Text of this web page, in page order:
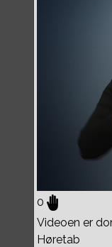
0
Videoen er
Høretab